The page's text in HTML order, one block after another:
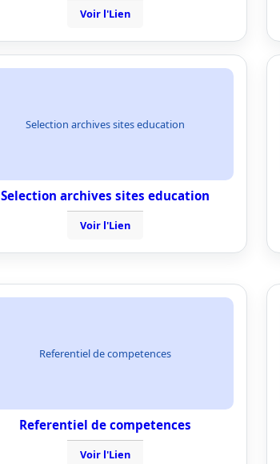
Voir l'Lien
Selection archives sites education
Selection archives sites education
Voir l'Lien
Referentiel de competences
Referentiel de competences
Voir l'Lien